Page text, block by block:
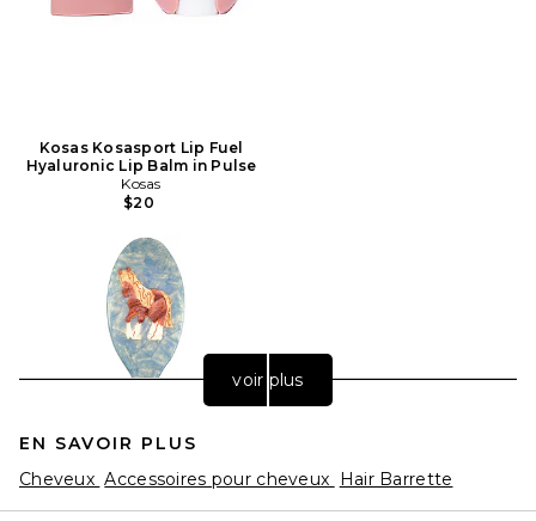
Kosas Kosasport Lip Fuel
Hyaluronic Lip Balm in Pulse
Kosas
$20
voir plus
EN SAVOIR PLUS
Cheveux Accessoires pour cheveux Hair Barrette